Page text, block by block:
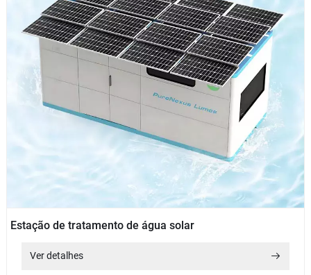
Estação de tratamento de água solar
Ver detalhes